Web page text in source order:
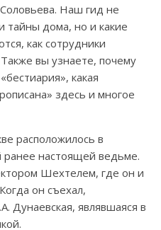
Наш гид не
тайны дома, но и какие
как сотрудники
вы узнаете, почему
какая
здесь и многое
расположилось в
настоящей ведьме.
Шехтелем, где он и
он съехал,
Дунаевская, являвшаяся в